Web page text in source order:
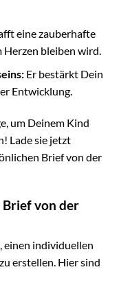
eine zauberhafte
bleiben wird.
Er bestärkt Dein
Entwicklung.
um Deinem Kind
Lade sie jetzt
Brief von der
Brief von der
einen individuellen
erstellen. Hier sind